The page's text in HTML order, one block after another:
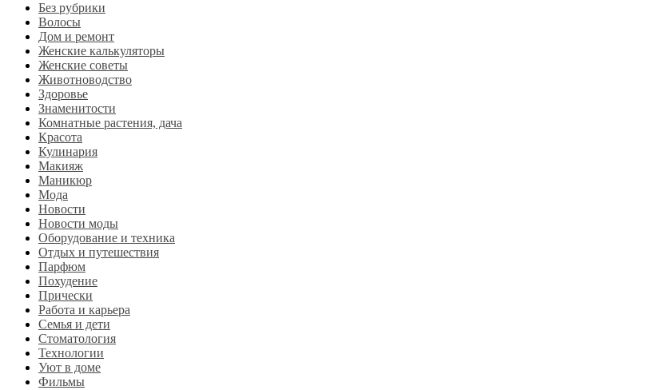
Без рубрики
Волосы
Дом и ремонт
Женские калькуляторы
Женские советы
Животноводство
Здоровье
Знаменитости
Комнатные растения, дача
Красота
Кулинария
Макияж
Маникюр
Мода
Новости
Новости моды
Оборудование и техника
Отдых и путешествия
Парфюм
Похудение
Прически
Работа и карьера
Семья и дети
Стоматология
Технологии
Уют в доме
Фильмы